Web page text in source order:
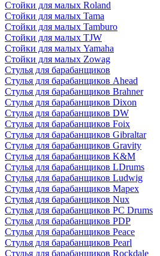
Стойки для малых Roland
Стойки для малых Tama
Стойки для малых Tamburo
Стойки для малых TJW
Стойки для малых Yamaha
Стойки для малых Zowag
Стулья для барабанщиков
Стулья для барабанщиков Ahead
Стулья для барабанщиков Brahner
Стулья для барабанщиков Dixon
Стулья для барабанщиков DW
Стулья для барабанщиков Foix
Стулья для барабанщиков Gibraltar
Стулья для барабанщиков Gravity
Стулья для барабанщиков K&M
Стулья для барабанщиков LDrums
Стулья для барабанщиков Ludwig
Стулья для барабанщиков Mapex
Стулья для барабанщиков Nux
Стулья для барабанщиков PC Drums
Стулья для барабанщиков PDP
Стулья для барабанщиков Peace
Стулья для барабанщиков Pearl
Стулья для барабанщиков Rockdale